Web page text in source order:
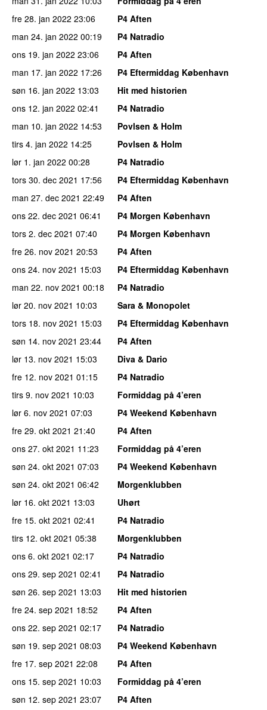
fre 28. jan 2022 23:06
P4 Aften
man 24. jan 2022 00:19
P4 Natradio
ons 19. jan 2022 23:06
P4 Aften
man 17. jan 2022 17:26
P4 Eftermiddag København
søn 16. jan 2022 13:03
Hit med historien
ons 12. jan 2022 02:41
P4 Natradio
man 10. jan 2022 14:53
Povlsen & Holm
tirs 4. jan 2022 14:25
Povlsen & Holm
lør 1. jan 2022 00:28
P4 Natradio
tors 30. dec 2021 17:56
P4 Eftermiddag København
man 27. dec 2021 22:49
P4 Aften
ons 22. dec 2021 06:41
P4 Morgen København
tors 2. dec 2021 07:40
P4 Morgen København
fre 26. nov 2021 20:53
P4 Aften
ons 24. nov 2021 15:03
P4 Eftermiddag København
man 22. nov 2021 00:18
P4 Natradio
lør 20. nov 2021 10:03
Sara & Monopolet
tors 18. nov 2021 15:03
P4 Eftermiddag København
søn 14. nov 2021 23:44
P4 Aften
lør 13. nov 2021 15:03
Diva & Dario
fre 12. nov 2021 01:15
P4 Natradio
tirs 9. nov 2021 10:03
Formiddag på 4’eren
lør 6. nov 2021 07:03
P4 Weekend København
fre 29. okt 2021 21:40
P4 Aften
ons 27. okt 2021 11:23
Formiddag på 4’eren
søn 24. okt 2021 07:03
P4 Weekend København
søn 24. okt 2021 06:42
Morgenklubben
lør 16. okt 2021 13:03
Uhørt
fre 15. okt 2021 02:41
P4 Natradio
tirs 12. okt 2021 05:38
Morgenklubben
ons 6. okt 2021 02:17
P4 Natradio
ons 29. sep 2021 02:41
P4 Natradio
søn 26. sep 2021 13:03
Hit med historien
fre 24. sep 2021 18:52
P4 Aften
ons 22. sep 2021 02:17
P4 Natradio
søn 19. sep 2021 08:03
P4 Weekend København
fre 17. sep 2021 22:08
P4 Aften
ons 15. sep 2021 10:03
Formiddag på 4’eren
søn 12. sep 2021 23:07
P4 Aften